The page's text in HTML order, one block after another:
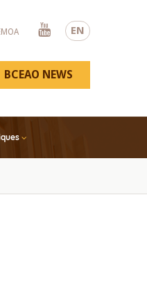
EN
Youtube
BCEAO NEWS